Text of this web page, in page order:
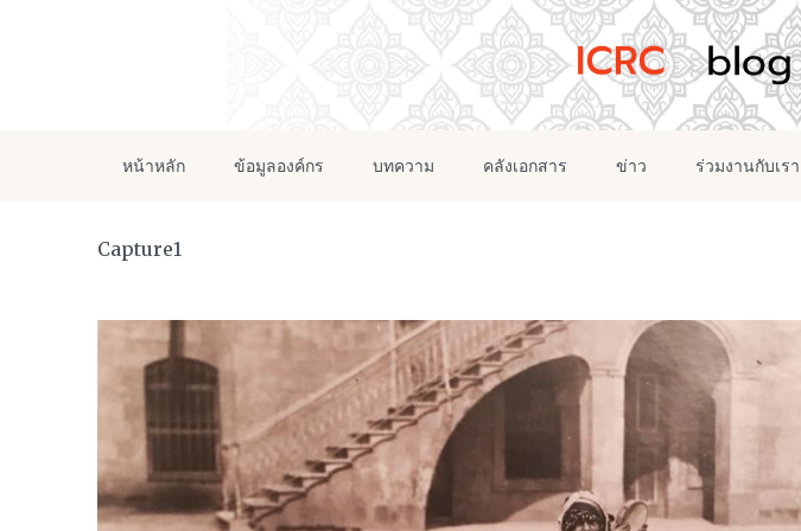
หน้าหลัก ข้อมูลองค์กร บทความ คลังเอกสาร ข่าว ร่วมงานกับเรา
Capture1